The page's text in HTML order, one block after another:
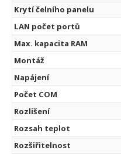
Krytí čelního panelu
LAN počet portů
Max. kapacita RAM
Montáž
Napájení
Počet COM
Rozlišení
Rozsah teplot
Rozšiřitelnost